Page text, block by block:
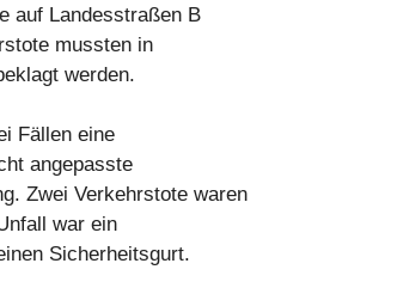
auf Landesstraßen B
mussten in
werden.
Fällen eine
angepasste
Zwei Verkehrstote waren
war ein
Sicherheitsgurt.